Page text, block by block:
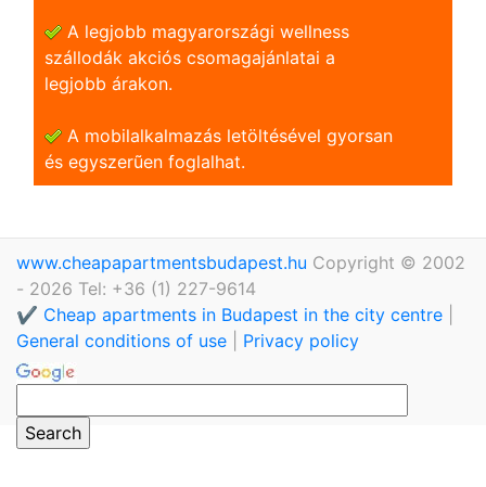
A legjobb magyarországi wellness
szállodák akciós csomagajánlatai a
legjobb árakon.
A mobilalkalmazás letöltésével gyorsan
és egyszerũen foglalhat.
www.cheapapartmentsbudapest.hu Copyright © 2002
- 2026 Tel: +36 (1) 227-9614
✔️ Cheap apartments in Budapest in the city centre
General conditions of use
Privacy policy